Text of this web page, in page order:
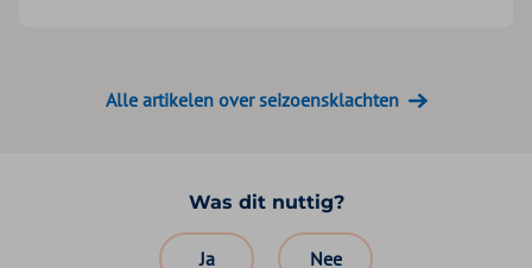
Alle artikelen over seizoensklachten
Was dit nuttig?
Ja Nee